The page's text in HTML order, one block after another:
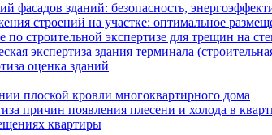
фасадов зданий: безопасность,
строений на участке: оптимальное
по строительной экспертизе для трещин на
экспертиза здания терминала
оценка зданий
плоской кровли многоквартирного дома
причин появления плесени и холода в
квартиры